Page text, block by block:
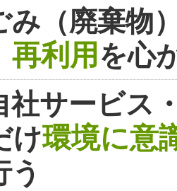
み（廃棄物
再利用を心
社サービス
け環境に意
う